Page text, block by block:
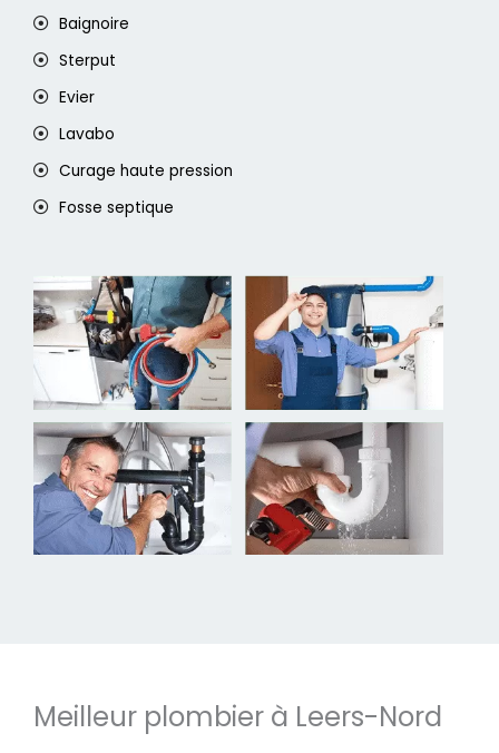
Baignoire
Sterput
Evier
Lavabo
Curage haute pression
Fosse septique
Meilleur plombier à Leers-Nord